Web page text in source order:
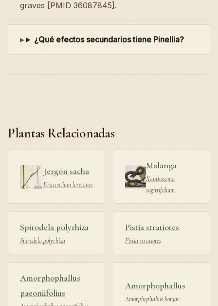
graves [PMID 36087845].
¿Qué efectos secundarios tiene Pinellia?
Plantas Relacionadas
Jergón sacha
Dracontium loretense
Malanga
Xanthosoma
sagittifolium
Spirodela polyrhiza
Spirodela polyrhiza
Pistia stratiotes
Pistia stratiotes
Amorphophallus
paeoniifolius
Amorphophallus
Amorphophallus konjac